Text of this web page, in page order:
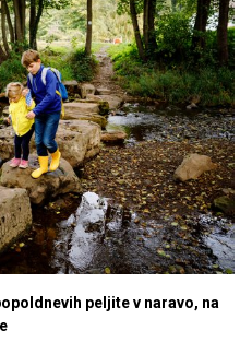
peljite v naravo, na